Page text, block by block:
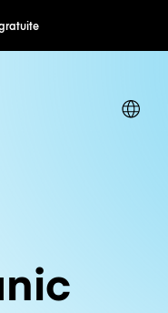
Tarifs horaires / journaliers